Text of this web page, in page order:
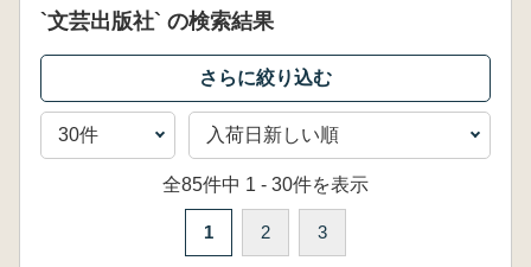
`文芸出版社` の検索結果
全85件中 1 - 30件を表示
1 2 3